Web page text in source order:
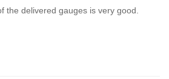
the delivered gauges is very good.